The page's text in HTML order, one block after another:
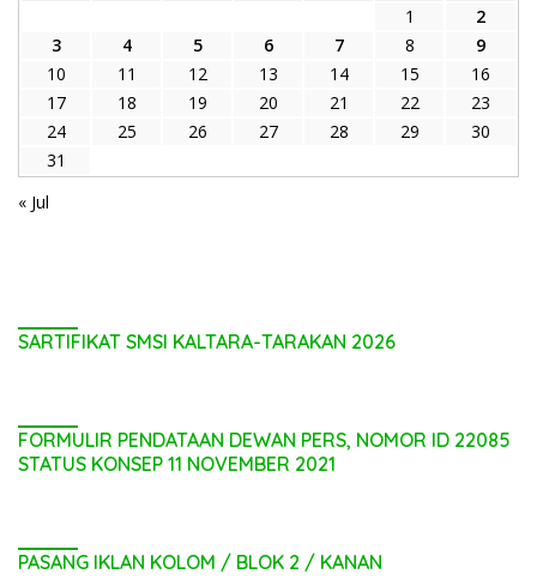
1
2
3
4 5 6 7 8
9
10
11 12 13 14 15
16
17
18 19 20 21 22
23
24
25 26 27 28 29
30
31
« Jul
SARTIFIKAT SMSI KALTARA-TARAKAN 2026
FORMULIR PENDATAAN DEWAN PERS, NOMOR ID 22085
STATUS KONSEP 11 NOVEMBER 2021
PASANG IKLAN KOLOM / BLOK 2 / KANAN